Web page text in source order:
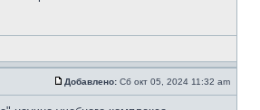
Добавлено: Сб окт 05, 2024 11:32 am